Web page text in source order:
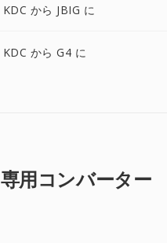
KDC から JBIG に
KDC から G4 に
専用コンバーター